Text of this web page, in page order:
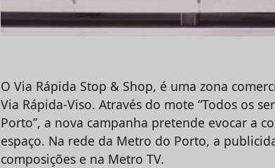
O Via Rápida Stop & Shop, é uma zona
Via Rápida-Viso. Através do mote “Todos os
Porto”, a nova campanha pretende evocar a
espaço. Na rede da Metro do Porto, a
composições e na Metro TV.